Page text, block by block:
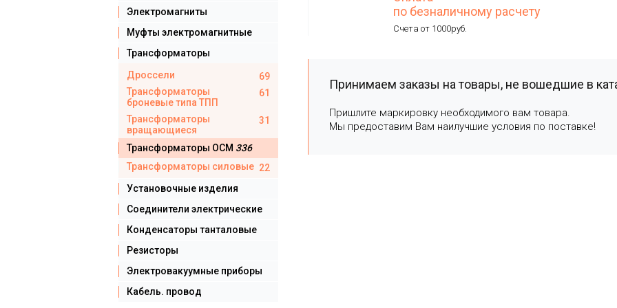
по безналичному расчету
Счета от 1000руб.
Принимаем заказы на товары, не вошедшие в
Пришлите маркировку необходимого вам товара.
Мы предоставим Вам наилучшие условия по поставке!
Электромагниты
Муфты электромагнитные
Трансформаторы
Дроссели
69
Трансформаторы
броневые типа ТПП
61
Трансформаторы
вращающиеся
31
Трансформаторы ОСМ 336
Трансформаторы силовые 22
Установочные изделия
Соединители электрические
Конденсаторы танталовые
Резисторы
Электровакуумные приборы
Кабель. провод